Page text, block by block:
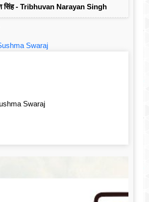
सिंह - Tribhuvan Narayan Singh
Swaraj